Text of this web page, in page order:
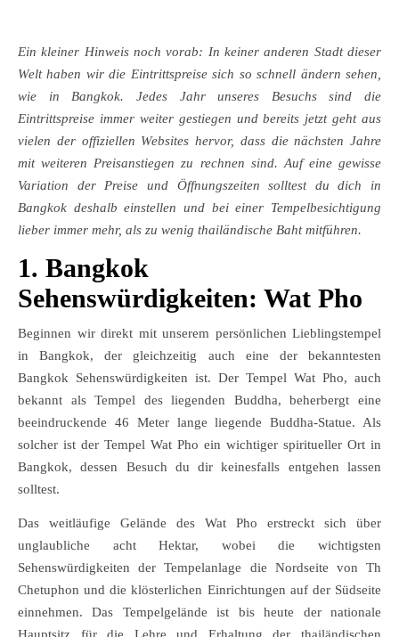
Ein kleiner Hinweis noch vorab: In keiner anderen Stadt dieser
Welt haben wir die Eintrittspreise sich so schnell ändern sehen,
wie in Bangkok. Jedes Jahr unseres Besuchs sind die
Eintrittspreise immer weiter gestiegen und bereits jetzt geht aus
vielen der offiziellen Websites hervor, dass die nächsten Jahre
mit weiteren Preisanstiegen zu rechnen sind. Auf eine gewisse
Variation der Preise und Öffnungszeiten solltest du dich in
Bangkok deshalb einstellen und bei einer Tempelbesichtigung
lieber immer mehr, als zu wenig thailändische Baht mitführen.
1. Bangkok
Sehenswürdigkeiten: Wat Pho
Beginnen wir direkt mit unserem persönlichen Lieblingstempel
in Bangkok, der gleichzeitig auch eine der bekanntesten
Bangkok Sehenswürdigkeiten ist. Der Tempel Wat Pho, auch
bekannt als Tempel des liegenden Buddha, beherbergt eine
beeindruckende 46 Meter lange liegende Buddha-Statue. Als
solcher ist der Tempel Wat Pho ein wichtiger spiritueller Ort in
Bangkok, dessen Besuch du dir keinesfalls entgehen lassen
solltest.
Das weitläufige Gelände des Wat Pho erstreckt sich über
unglaubliche acht Hektar, wobei die wichtigsten
Sehenswürdigkeiten der Tempelanlage die Nordseite von Th
Chetuphon und die klösterlichen Einrichtungen auf der Südseite
einnehmen. Das Tempelgelände ist bis heute der nationale